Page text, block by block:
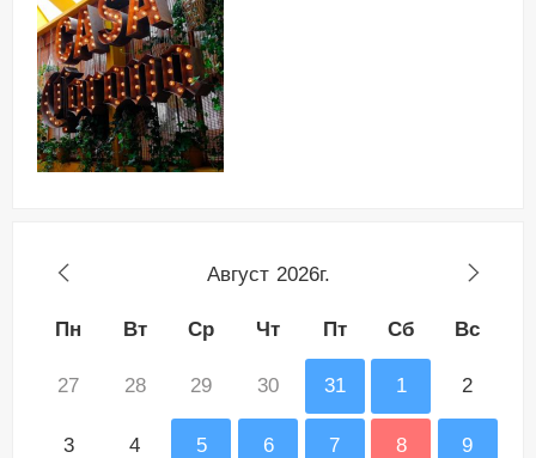
Август 2026г.
Пн Вт Ср Чт Пт Сб Вс
27 28 29 30 31 1 2
3 4 5 6 7 8 9